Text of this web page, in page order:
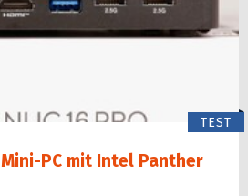
TEST
PC mit Intel Panther